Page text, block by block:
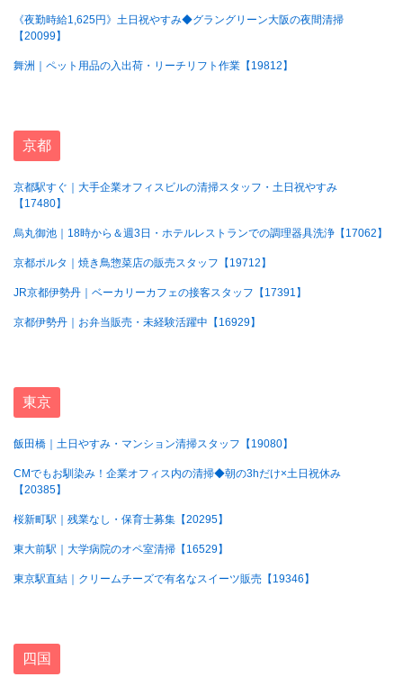
《夜勤時給1,625円》土日祝やすみ◆グラングリーン大阪の夜間清掃
【20099】
舞洲｜ペット用品の入出荷・リーチリフト作業【19812】
京都
京都駅すぐ｜大手企業オフィスビルの清掃スタッフ・土日祝やすみ
【17480】
烏丸御池｜18時から＆週3日・ホテルレストランでの調理器具洗浄【17062】
京都ポルタ｜焼き鳥惣菜店の販売スタッフ【19712】
JR京都伊勢丹｜ベーカリーカフェの接客スタッフ【17391】
京都伊勢丹｜お弁当販売・未経験活躍中【16929】
東京
飯田橋｜土日やすみ・マンション清掃スタッフ【19080】
CMでもお馴染み！企業オフィス内の清掃◆朝の3hだけ×土日祝休み
【20385】
桜新町駅｜残業なし・保育士募集【20295】
東大前駅｜大学病院のオペ室清掃【16529】
東京駅直結｜クリームチーズで有名なスイーツ販売【19346】
四国